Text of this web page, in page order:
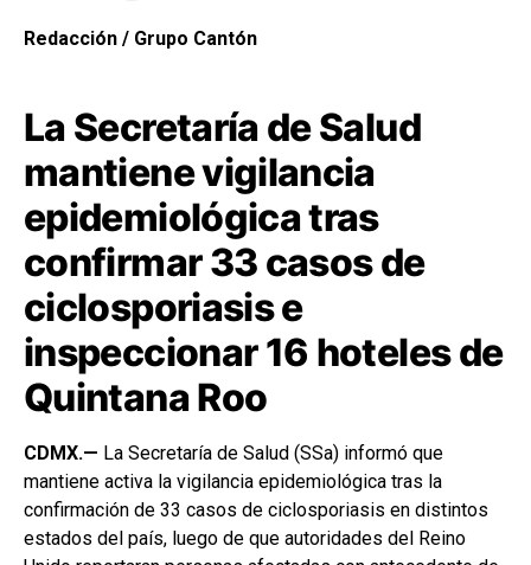
Redacción / Grupo Cantón
La Secretaría de Salud
mantiene vigilancia
epidemiológica tras
confirmar 33 casos de
ciclosporiasis e
inspeccionar 16 hoteles de
Quintana Roo
CDMX.— La Secretaría de Salud (SSa) informó que
mantiene activa la vigilancia epidemiológica tras la
confirmación de 33 casos de ciclosporiasis en distintos
estados del país, luego de que autoridades del Reino